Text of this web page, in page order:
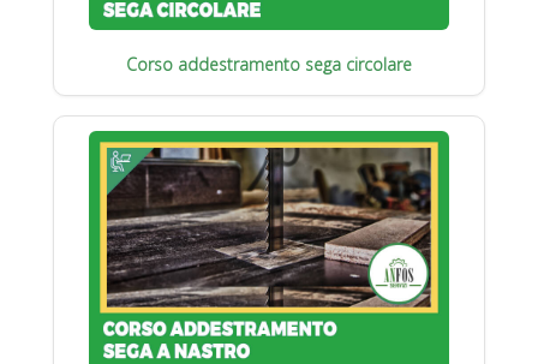
Corso addestramento sega circolare